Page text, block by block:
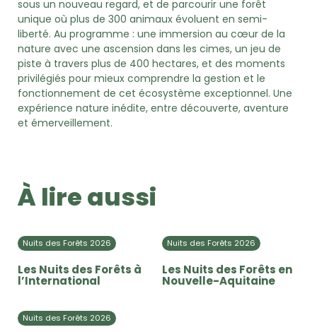
sous un nouveau regard, et de parcourir une forêt
unique où plus de 300 animaux évoluent en semi-
liberté. Au programme : une immersion au cœur de la
nature avec une ascension dans les cimes, un jeu de
piste à travers plus de 400 hectares, et des moments
privilégiés pour mieux comprendre la gestion et le
fonctionnement de cet écosystème exceptionnel. Une
expérience nature inédite, entre découverte, aventure
et émerveillement.
À lire aussi
Nuits des Forêts 2026
Les Nuits des Forêts à
l’International
Nuits des Forêts 2026
Les Nuits des Forêts en
Nouvelle-Aquitaine
Nuits des Forêts 2026